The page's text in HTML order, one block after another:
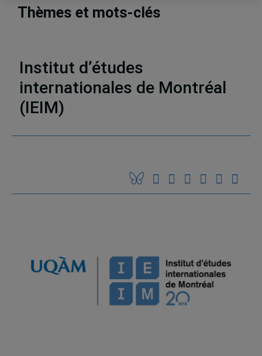
Thèmes et mots-clés
Institut d’études
internationales de Montréal
(IEIM)